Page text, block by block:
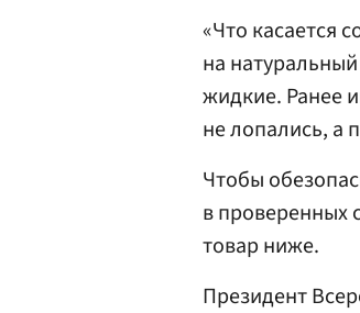
«Что касается
на
жидкие. Ранее
не лопались, а
Чтобы
в проверенных
товар ниже.
Президент